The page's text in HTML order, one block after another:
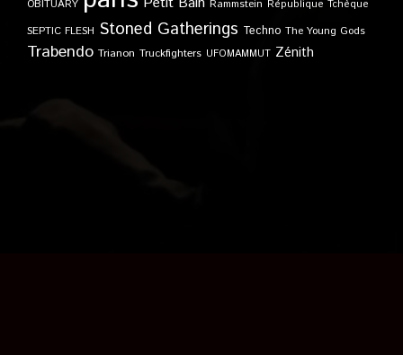
OBITUARY Rammstein République Tchèque
SEPTIC FLESH Stoned Gatherings Techno The Young Gods
Trabendo Trianon Truckfighters UFOMAMMUT Zénith